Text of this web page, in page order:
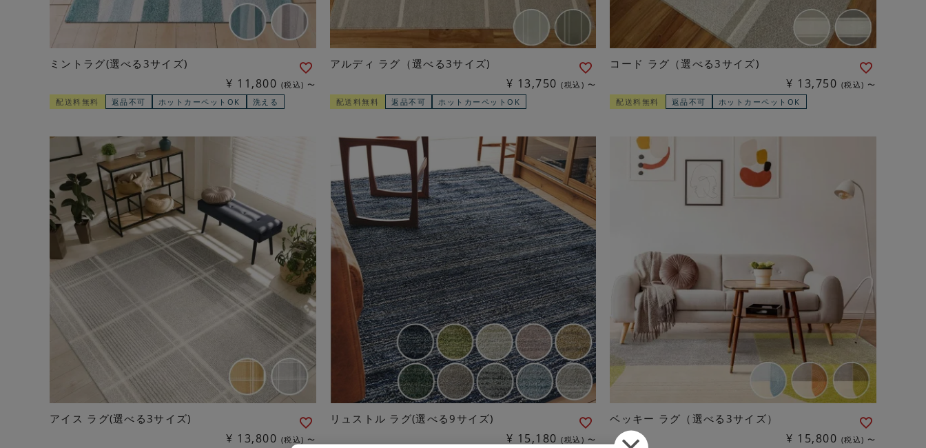
ミントラグ(選べる3サイズ)
¥ 11,800 税込
〜
配送料無料
返品不可 ホットカーペットOK 洗える
アルディ ラグ（選べる3サイズ)
¥ 13,750 税込
〜
配送料無料
返品不可 ホットカーペットOK
コード ラグ（選べる3サイズ)
¥ 13,750 税込
〜
配送料無料
返品不可 ホットカーペットOK
アイス ラグ(選べる3サイズ)
¥ 13,800 税込
〜
リュストル ラグ(選べる9サイズ)
¥ 15,180 税込
〜
ベッキー ラグ（選べる3サイズ）
¥ 15,800 税込
〜